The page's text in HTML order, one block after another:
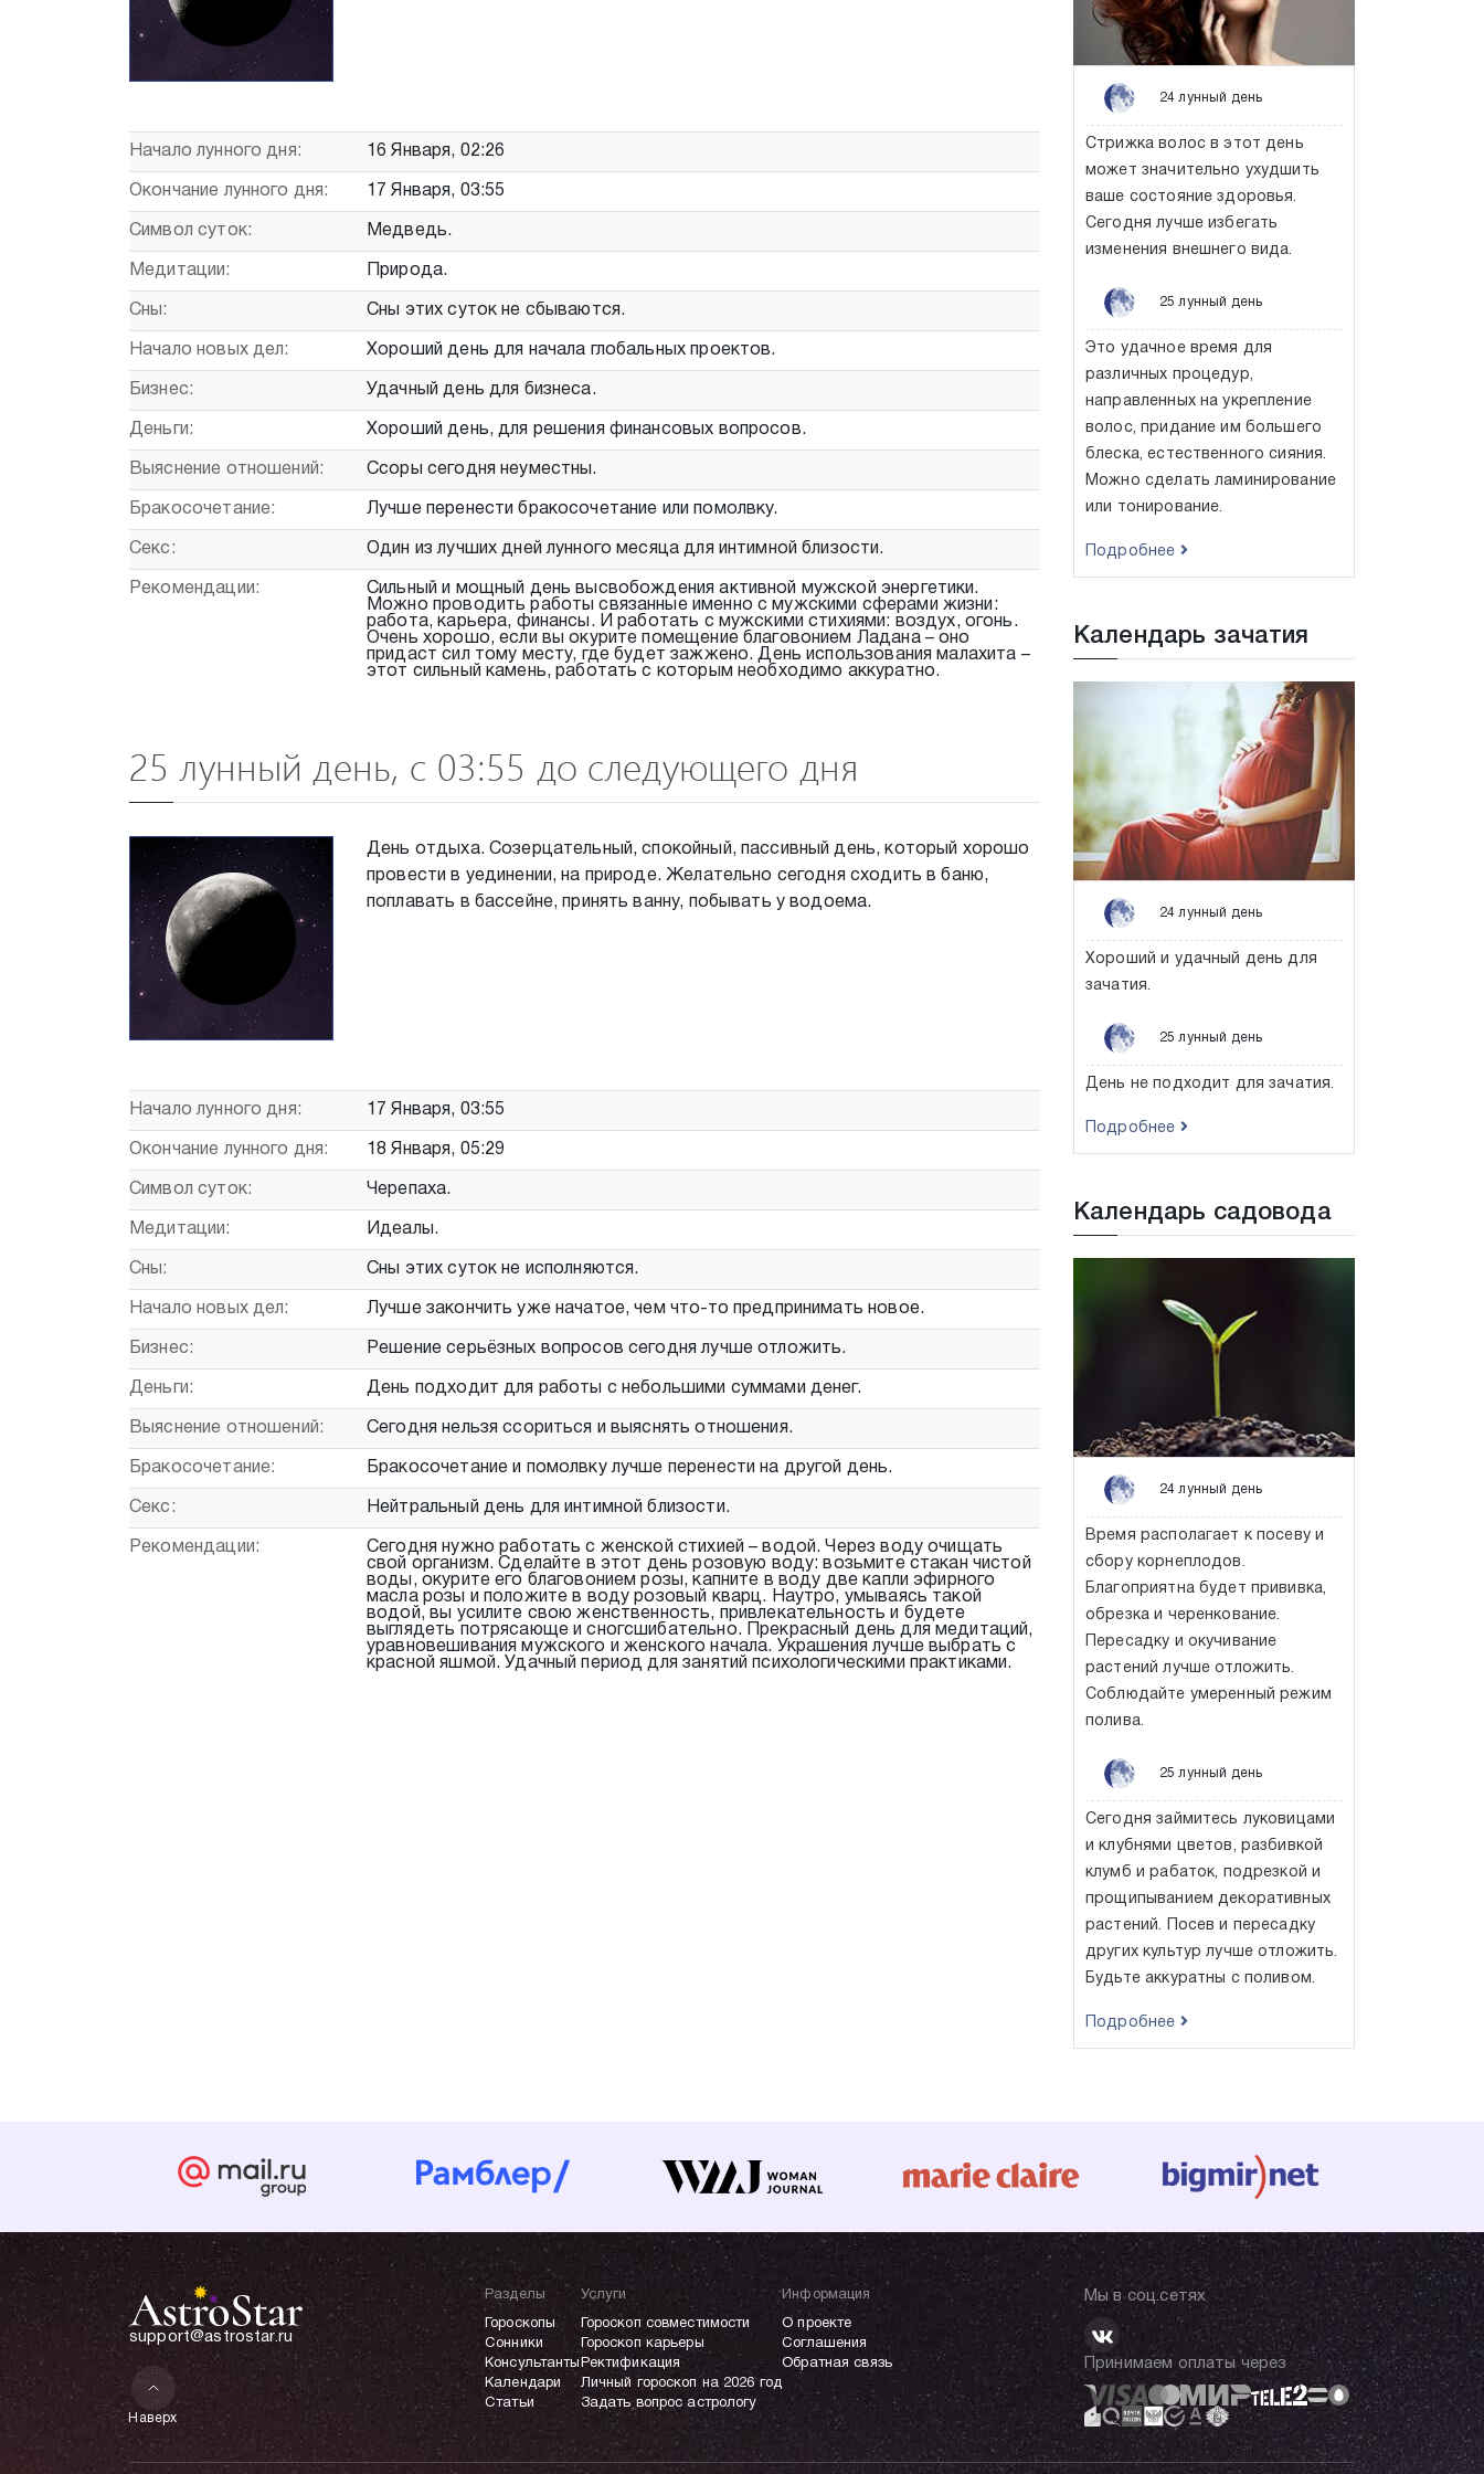
Начало лунного дня: 16 Января, 02:26
Окончание лунного дня: 17 Января, 03:55
Символ суток: Медведь.
Медитации: Природа.
Сны: Сны этих суток не сбываются.
Начало новых дел: Хороший день для начала глобальных проектов.
Бизнес: Удачный день для бизнеса.
Деньги: Хороший день, для решения финансовых вопросов.
Выяснение отношений: Ссоры сегодня неуместны.
Бракосочетание: Лучше перенести бракосочетание или помолвку.
Секс: Один из лучших дней лунного месяца для интимной близости.
Рекомендации:
Сильный и мощный день высвобождения активной мужской энергетики.
Можно проводить работы связанные именно с мужскими сферами жизни:
работа, карьера, финансы. И работать с мужскими стихиями: воздух, огонь.
Очень хорошо, если вы окурите помещение благовонием Ладана – оно
придаст сил тому месту, где будет зажжено. День использования малахита –
этот сильный камень, работать с которым необходимо аккуратно.
25 лунный день, с 03:55 до следующего дня
День отдыха. Созерцательный, спокойный, пассивный день, который хорошо
провести в уединении, на природе. Желательно сегодня сходить в баню,
поплавать в бассейне, принять ванну, побывать у водоема.
Начало лунного дня: 17 Января, 03:55
Окончание лунного дня: 18 Января, 05:29
Символ суток: Черепаха.
Медитации: Идеалы.
Сны: Сны этих суток не исполняются.
Начало новых дел: Лучше закончить уже начатое, чем что-то предпринимать новое.
Бизнес: Решение серьёзных вопросов сегодня лучше отложить.
Деньги: День подходит для работы с небольшими суммами денег.
Выяснение отношений: Сегодня нельзя ссориться и выяснять отношения.
Бракосочетание: Бракосочетание и помолвку лучше перенести на другой день.
Секс: Нейтральный день для интимной близости.
Рекомендации:
Сегодня нужно работать с женской стихией – водой. Через воду очищать
свой организм. Сделайте в этот день розовую воду: возьмите стакан чистой
воды, окурите его благовонием розы, капните в воду две капли эфирного
масла розы и положите в воду розовый кварц. Наутро, умываясь такой
водой, вы усилите свою женственность, привлекательность и будете
выглядеть потрясающе и сногсшибательно. Прекрасный день для медитаций,
уравновешивания мужского и женского начала. Украшения лучше выбрать с
красной яшмой. Удачный период для занятий психологическими практиками.
24 лунный день
Стрижка волос в этот день
может значительно ухудшить
ваше состояние здоровья.
Сегодня лучше избегать
изменения внешнего вида.
25 лунный день
Это удачное время для
различных процедур,
направленных на укрепление
волос, придание им большего
блеска, естественного сияния.
Можно сделать ламинирование
или тонирование.
Подробнее
Календарь зачатия
24 лунный день
Хороший и удачный день для
зачатия.
25 лунный день
День не подходит для зачатия.
Подробнее
Календарь садовода
24 лунный день
Время располагает к посеву и
сбору корнеплодов.
Благоприятна будет прививка,
обрезка и черенкование.
Пересадку и окучивание
растений лучше отложить.
Соблюдайте умеренный режим
полива.
25 лунный день
Сегодня займитесь луковицами
и клубнями цветов, разбивкой
клумб и рабаток, подрезкой и
прощипыванием декоративных
растений. Посев и пересадку
других культур лучше отложить.
Будьте аккуратны с поливом.
Подробнее
support@astrostar.ru
Наверх
Разделы
Гороскопы
Сонники
Консультанты
Календари
Статьи
Услуги
Гороскоп совместимости
Гороскоп карьеры
Ректификация
Личный гороскоп на 2026 год
Задать вопрос астрологу
Информация
О проекте
Соглашения
Обратная связь
Мы в соц.сетях
Принимаем оплаты через